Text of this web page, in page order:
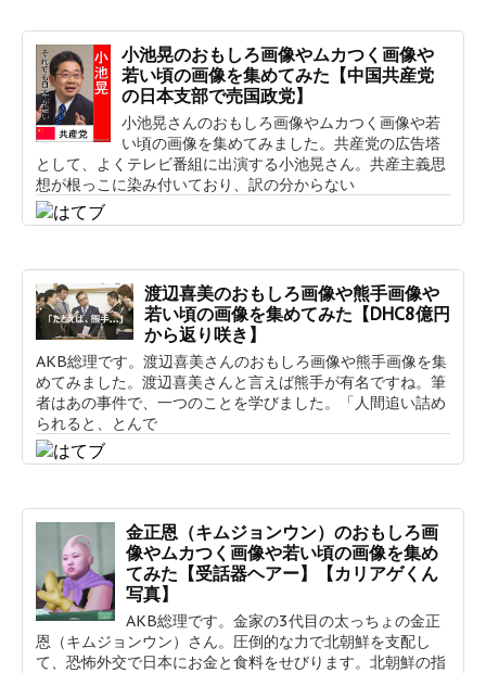
小池晃のおもしろ画像やムカつく画像や
若い頃の画像を集めてみた【中国共産党
の日本支部で売国政党】
小池晃さんのおもしろ画像やムカつく画像や若
い頃の画像を集めてみました。共産党の広告塔
として、よくテレビ番組に出演する小池晃さん。共産主義思
想が根っこに染み付いており、訳の分からない
渡辺喜美のおもしろ画像や熊手画像や
若い頃の画像を集めてみた【DHC8億円
から返り咲き】
AKB総理です。渡辺喜美さんのおもしろ画像や熊手画像を集
めてみました。渡辺喜美さんと言えば熊手が有名ですね。筆
者はあの事件で、一つのことを学びました。「人間追い詰め
られると、とんで
金正恩（キムジョンウン）のおもしろ画
像やムカつく画像や若い頃の画像を集め
てみた【受話器ヘアー】【カリアゲくん
写真】
AKB総理です。金家の3代目の太っちょの金正
恩（キムジョンウン）さん。圧倒的な力で北朝鮮を支配し
て、恐怖外交で日本にお金と食料をせびります。北朝鮮の指